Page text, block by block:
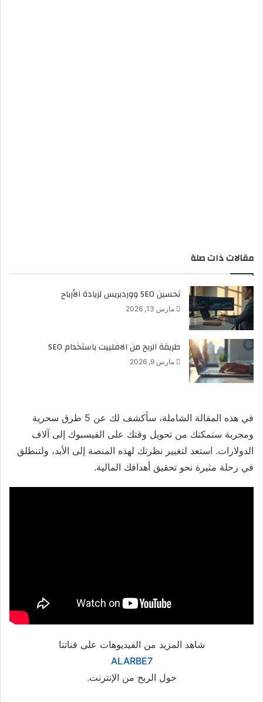
مقالات ذات صلة
تحسين SEO ووردبريس لزيادة الأرباح
مارس 13, 2026
طريقة الربح من الافلييت باستخدام SEO
مارس 9, 2026
في هذه المقالة الشاملة، سأكشف لك عن 5 طرق سحرية
ومجربة ستمكنك من تحويل وقتك على الفيسبوك إلى آلاف
الدولارات. استعد لتغيير نظرتك لهذه المنصة إلى الأبد، ولتنطلق
في رحلة مثيرة نحو تحقيق أهدافك المالية.
شاهد المزيد من الفيديوهات على قناتنا
ALARBE7
حول الربح من الإنترنت.